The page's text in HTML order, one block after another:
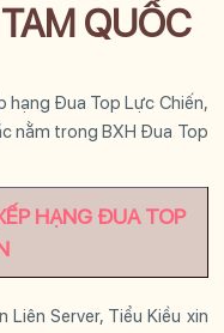
QUỐC
hạng Đua Top Lực Chiến,
nằm trong BXH Đua Top
HẠNG ĐUA TOP
Server, Tiểu Kiều xin